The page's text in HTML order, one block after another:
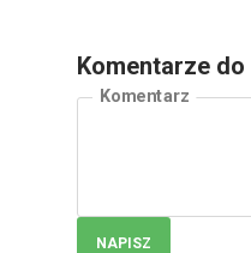
Komentarze do
Komentarz
NAPISZ